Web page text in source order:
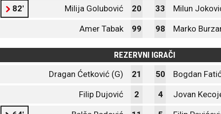
82' Milija Golubović 20 33 Milun
Amer Tabak 99 98 Marko
REZERVNI IGRAČI
Dragan Ćetković (G)
21 50 Bogdan
Filip Dujović 2 4 Jovan